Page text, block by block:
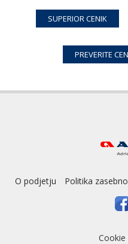
SUPERIOR CENIK
O podjetju Politika
Cookie